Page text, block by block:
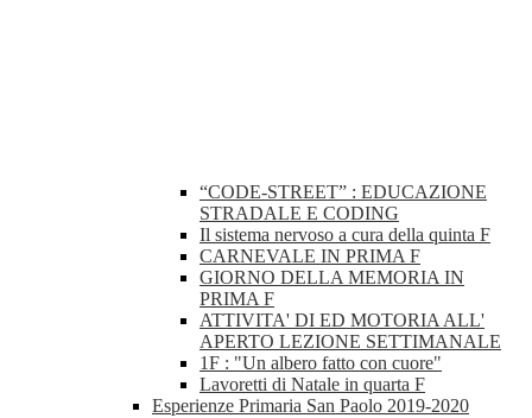
“CODE-STREET” : EDUCAZIONE
STRADALE E CODING
Il sistema nervoso a cura della quinta F
CARNEVALE IN PRIMA F
GIORNO DELLA MEMORIA IN
PRIMA F
ATTIVITA' DI ED MOTORIA ALL'
APERTO LEZIONE SETTIMANALE
1F : "Un albero fatto con cuore"
Lavoretti di Natale in quarta F
Esperienze Primaria San Paolo 2019-2020